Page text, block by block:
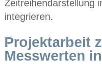
Zeitreihendarstellung
integrieren.
Projektarbeit
Messwerten